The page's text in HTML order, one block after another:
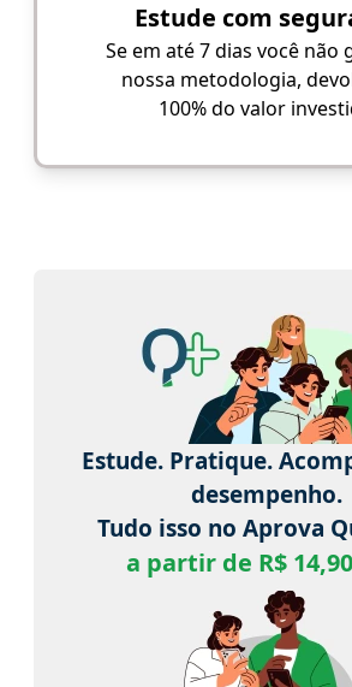
Estude com
Se em até 7 dias você não
nossa metodologia,
100% do valor
Estude. Pratique.
desempenho.
Tudo isso no Aprova
a partir de R$